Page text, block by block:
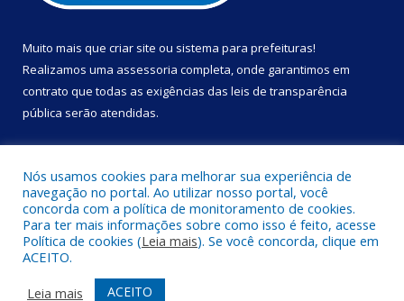
Muito mais que criar site ou sistema para prefeituras!
Realizamos uma assessoria completa, onde garantimos em
contrato que todas as exigências das leis de transparência
pública serão atendidas.
Todos os direitos reservados a Prefeitura Municipal de Portel.
Mapa do Site
Acessar Área Administrativa
Nós usamos cookies para melhorar sua experiência de
navegação no portal. Ao utilizar nosso portal, você
concorda com a política de monitoramento de cookies.
Para ter mais informações sobre como isso é feito, acesse
Política de cookies (Leia mais). Se você concorda, clique em
ACEITO.
Leia mais
ACEITO